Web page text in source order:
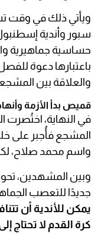
ويأتي ذلك في وقت
سبور وأندية
حساسية جماهيرية
باعتبارها دعوة
والعلاقة بين
قميص بدأ الأزمة
في النهاية، اختُصرت
المشجع فأُجبر على
واسم محمد صلاح،
وبين المشهدين،
جديدًا للتعصب
يمكن للأندية أن
كرة القدم لا تحتاج